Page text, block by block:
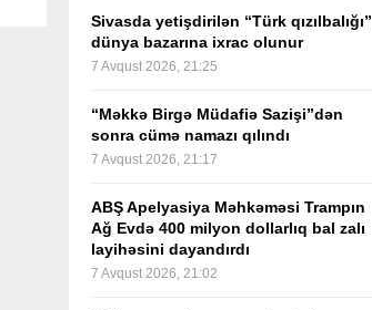
Sivasda yetişdirilən “Türk qızılbalığı”
dünya bazarına ixrac olunur
7 Avqust 2026, 21:25
“Məkkə Birgə Müdafiə Sazişi”dən
sonra cümə namazı qılındı
7 Avqust 2026, 21:17
ABŞ Apelyasiya Məhkəməsi Trampın
Ağ Evdə 400 milyon dollarlıq bal zalı
layihəsini dayandırdı
7 Avqust 2026, 21:02